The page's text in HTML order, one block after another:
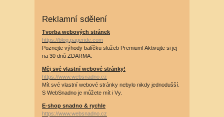
Reklamní sdělení
Tvorba webových stránek
https://blog.pageride.com
Poznejte výhody balíčku služeb Premium! Aktivujte si jej
na 30 dnů ZDARMA.
Měj své vlastní webové stránky!
https://www.websnadno.cz
Mít své vlastní webové stránky nebylo nikdy jednodušší.
S WebSnadno je můžete mít i Vy.
E-shop snadno & rychle
https://www.websnadno.cz